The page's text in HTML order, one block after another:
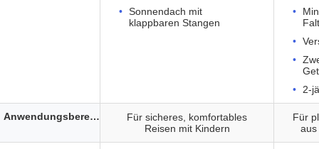
Sonnendach mit
klappbaren Stangen
2-
Für sicheres, komfortables
Reisen mit Kindern
Für
aus
Anwendungsbereich